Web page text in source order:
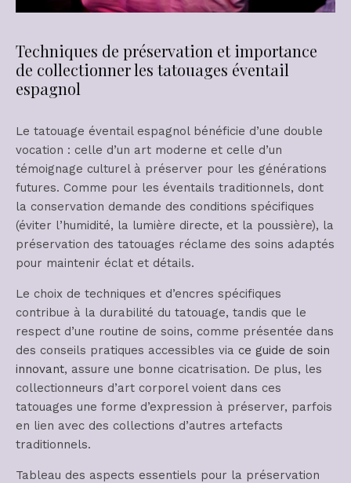
Techniques de préservation et importance
de collectionner les tatouages éventail
espagnol
Le tatouage éventail espagnol bénéficie d’une double
vocation : celle d’un art moderne et celle d’un
témoignage culturel à préserver pour les générations
futures. Comme pour les éventails traditionnels, dont
la conservation demande des conditions spécifiques
(éviter l’humidité, la lumière directe, et la poussière), la
préservation des tatouages réclame des soins adaptés
pour maintenir éclat et détails.
Le choix de techniques et d’encres spécifiques
contribue à la durabilité du tatouage, tandis que le
respect d’une routine de soins, comme présentée dans
des conseils pratiques accessibles via ce guide de soin
innovant, assure une bonne cicatrisation. De plus, les
collectionneurs d’art corporel voient dans ces
tatouages une forme d’expression à préserver, parfois
en lien avec des collections d’autres artefacts
traditionnels.
Tableau des aspects essentiels pour la préservation